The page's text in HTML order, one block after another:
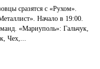
сразятся с «Рухом».
Начало в 19:00.
«Мариуполь»: Гальчук,
Чех,...